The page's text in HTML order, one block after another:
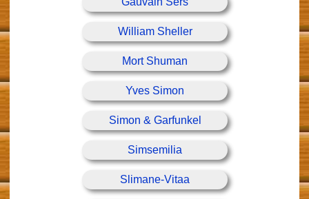
William Sheller
Mort Shuman
Yves Simon
Simon & Garfunkel
Simsemilia
Slimane-Vitaa